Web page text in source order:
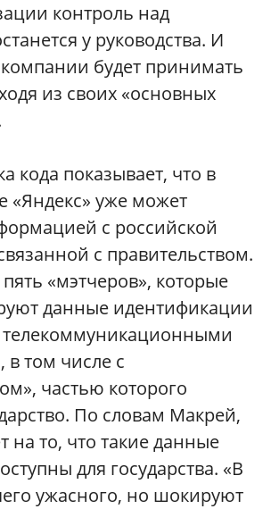
контроль над
у руководства. И
компании будет принимать
из своих «основных
кода показывает, что в
«Яндекс» уже может
с российской
с правительством.
пять «мэтчеров», которые
данные идентификации
телекоммуникационными
том числе с
частью которого
По словам Макрей,
на то, что такие данные
для государства. «В
ужасного, но шокируют